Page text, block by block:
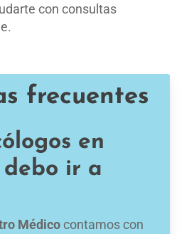
con consultas
frecuentes
en
ir a
Médico contamos con